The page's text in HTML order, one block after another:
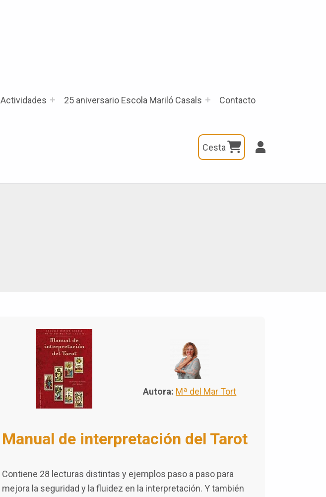
Actividades 25 aniversario Escola Mariló Casals Contacto
Cesta
Autora: Mª del Mar Tort
Manual de interpretación del Tarot
Contiene 28 lecturas distintas y ejemplos paso a paso para
mejora la seguridad y la fluidez en la interpretación. Y también